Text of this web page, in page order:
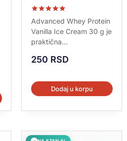
Ocenjeno sa
5.00
od 5
Advanced Whey Protein
Vanilla Ice Cream 30 g je
praktična...
250 RSD
Dodaj u korpu